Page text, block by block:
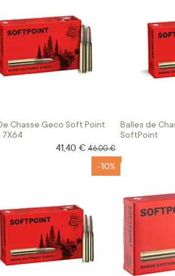
Chasse Geco Soft Point
7X64
Prix Spécial
41,40 € Prix normal
46,00 €
Balles de
SoftPoint
-10%